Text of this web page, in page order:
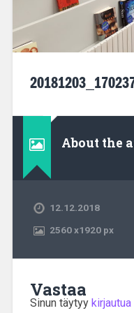
About the
12.12.2018
2560x1920 px
Vastaa
Sinun täytyy